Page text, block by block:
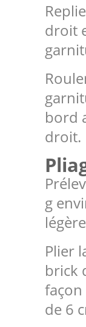
droit
bord
droit.
g
Plier
brick
de 6